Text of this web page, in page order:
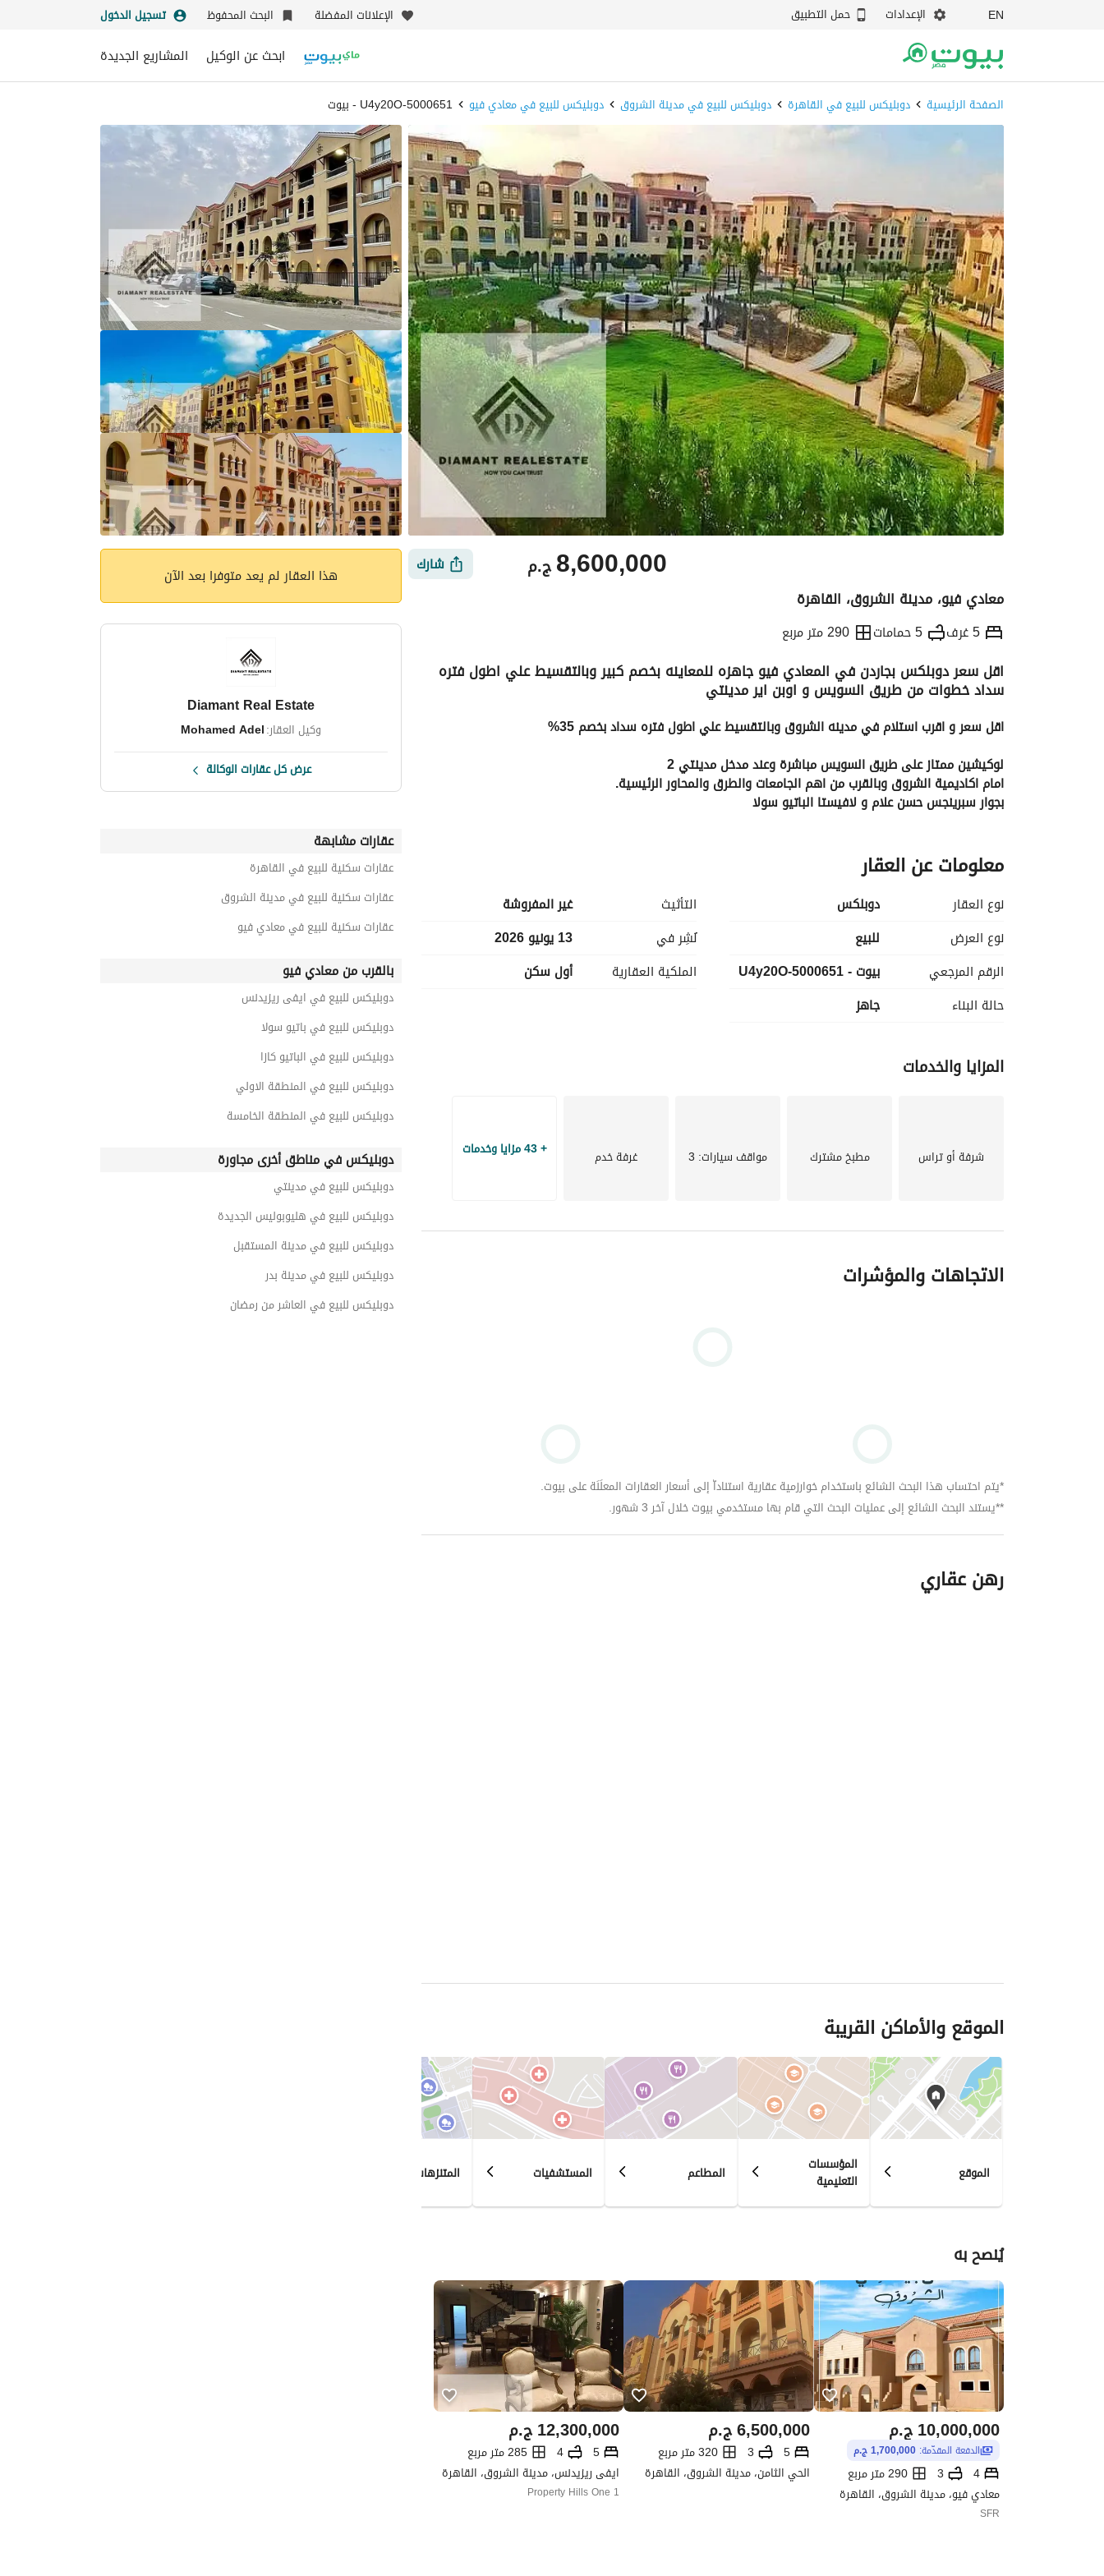
EN الإعدادات حمل التطبيق الإعلانات المفضلة البحث المحفوظ تسجيل الدخول
ابحث عن الوكيل المشاريع الجديدة
الصفحة الرئيسية دوبليكس للبيع في القاهرة دوبليكس للبيع في مدينة الشروق دوبليكس للبيع في معادي فيو 5000651-U4y20O - بيوت
ج.م8,600,000 شارك
معادي فيو، مدينة الشروق، القاهرة
5 غرف 5 حمامات 290 متر مربع
التفاصيل الاتجاهات والمؤشرات رهن عقاري الموقع والأماكن القريبة
اقل سعر دوبلكس بجاردن في المعادي فيو جاهزه للمعاينه بخصم كبير وبالتقسيط علي اطول فتره
سداد خطوات من طريق السويس و اوبن اير مدينتي
اقل سعر و اقرب استلام في مدينه الشروق وبالتقسيط علي اطول فتره سداد بخصم 35%
لوكيشين ممتاز على طريق السويس مباشرة وعند مدخل مدينتي 2
امام اكاديمية الشروق وبالقرب من اهم الجامعات والطرق والمحاور الرئيسية.
بجوار سبرينجس حسن علام و لافيستا الباتيو سولا
+ 176 متر جاردن علي فيو
مكونه من 5 غرف نوم منهم غرفه ماستر / 5 حمام / ريسيبشن 3 قطع / ليفينج / مطبخ / تراس علي فيو
جاهزه للمعاينه
عرض لفتره محدوده خصم 35% علي جميع الوحدات
اقل مقدم تعاقد
WHATSAPP+CALLS
معلومات عن العقار
نوع العقار
دوبلكس
نوع العرض
للبيع
الرقم المرجعي
بيوت - 5000651-U4y20O
حالة البناء
جاهز
التأثيث
غير المفروشة
نُشِر في
13 يونيو 2026
الملكية العقارية
أول سكن
المزايا والخدمات
شرفة أو تراس مطبخ مشترك مواقف سيارات: 3 غرفة خدم + 43 مزايا وخدمات
الاتجاهات والمؤشرات
*يتم احتساب هذا البحث الشائع باستخدام خوارزمية عقارية استناداّ إلى أسعار العقارات المعلَنَة على بيوت.
**يستند البحث الشائع إلى عمليات البحث التي قام بها مستخدمي بيوت خلال آخر 3 شهور.
رهن عقاري
الموقع والأماكن القريبة
الموقع المؤسسات
التعليمية المطاعم المستشفيات المتنزهات
يُنصح به
ج.م10,000,000
الدفعة المقدّمة: 1,700,000 ج.م
4
3
290 متر مربع
معادي فيو، مدينة الشروق، القاهرة
SFR
ج.م6,500,000
5
3
320 متر مربع
الحي الثامن، مدينة الشروق، القاهرة
ج.م12,300,000
5
4
285 متر مربع
ايفى ريزيدنس، مدينة الشروق، القاهرة
Property Hills One 1
هذا العقار لم يعد متوفرا بعد الآن
Diamant Real Estate
وكيل العقار:Mohamed Adel
عرض كل عقارات الوكالة
عقارات مشابهة
عقارات سكنية للبيع في القاهرة
عقارات سكنية للبيع في مدينة الشروق
عقارات سكنية للبيع في معادي فيو
بالقرب من معادي فيو
دوبليكس للبيع في ايفى ريزيدنس
دوبليكس للبيع في باتيو سولا
دوبليكس للبيع في الباتيو كازا
دوبليكس للبيع في المنطقة الاولي
دوبليكس للبيع في المنطقة الخامسة
دوبليكس في مناطق أخرى مجاورة
دوبليكس للبيع في مدينتي
دوبليكس للبيع في هليوبوليس الجديدة
دوبليكس للبيع في مدينة المستقبل
دوبليكس للبيع في مدينة بدر
دوبليكس للبيع في العاشر من رمضان